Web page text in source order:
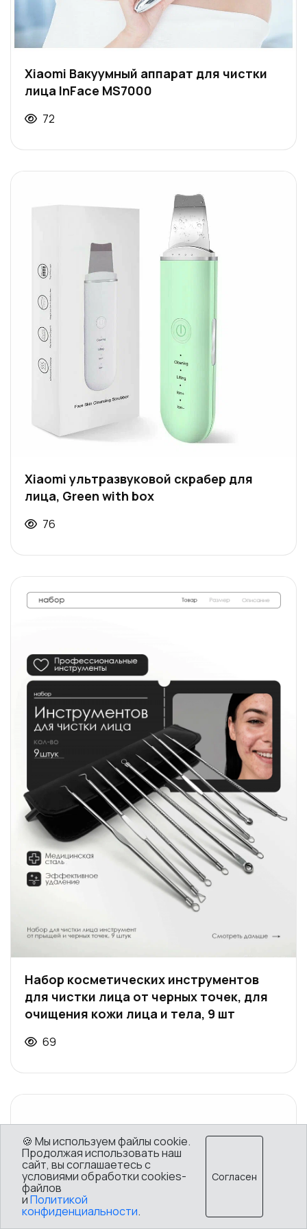
Xiaomi Вакуумный аппарат для чистки
лица InFace MS7000
72
Xiaomi ультразвуковой скрабер для
лица, Green with box
76
Набор косметических инструментов
для чистки лица от черных точек, для
очищения кожи лица и тела, 9 шт
69
🍪 Мы используем файлы cookie.
Продолжая использовать наш
сайт, вы соглашаетесь с
условиями обработки cookies-
файлов
иПолитикой
конфиденциальности.
Согласен